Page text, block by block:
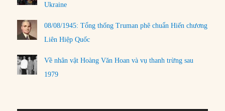
Ukraine
08/08/1945: Tổng thống Truman phê chuẩn Hiến chương
Liên Hiệp Quốc
Về nhân vật Hoàng Văn Hoan và vụ thanh trừng sau
1979